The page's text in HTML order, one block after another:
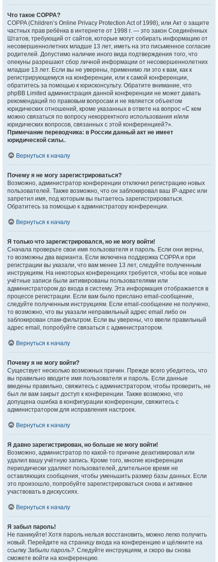
Что такое COPPA?
COPPA (Children’s Online Privacy Protection Act of 1998), или Акт о защите
частных прав ребёнка в интернете от 1998 г. — это закон Соединённых
Штатов, требующий от сайтов, которые могут собирать информацию от
несовершеннолетних младше 13 лет, иметь на это письменное согласие
родителей. Допустимо наличие иного вида подтверждения того, что
опекуны разрешают сбор личной информации от несовершеннолетних
младше 13 лет. Если вы не уверены, применимо ли это к вам, как к
регистрирующемуся на конференции, или к самой конференции,
обратитесь за помощью к юрисконсульту. Обратите внимание, что
phpBB Limited администрация данной конференции не может давать
рекомендаций по правовым вопросам и не является объектом
юридических отношений, кроме указанных в ответе на вопрос «С кем
можно связаться по вопросу некорректного использования и/или
юридических вопросов, связанных с этой конференцией?».
Примечание переводчика: в России данный акт не имеет
юридической силы..
Вернуться к началу
Почему я не могу зарегистрироваться?
Возможно, администратор конференции отключил регистрацию новых
пользователей. Также возможно, что он заблокировал ваш IP-адрес или
запретил имя, под которым вы пытаетесь зарегистрироваться.
Обратитесь за помощью к администратору конференции.
Вернуться к началу
Я только что зарегистрировался, но не могу войти!
Сначала проверьте свои имя пользователя и пароль. Если они верны,
то возможны два варианта. Если включена поддержка COPPA и при
регистрации вы указали, что вам менее 13 лет, следуйте полученным
инструкциям. На некоторых конференциях требуется, чтобы все новые
учётные записи были активированы пользователями или
администратором до входа в систему. Эта информация отображается в
процессе регистрации. Если вам было прислано email-сообщение,
следуйте полученным инструкциям. Если email-сообщение не получено,
то возможно, что вы указали неправильный адрес email либо он
заблокирован спам-фильтром. Если вы уверены, что ввели правильный
адрес email, попробуйте связаться с администратором.
Вернуться к началу
Почему я не могу войти?
Существует несколько возможных причин. Прежде всего убедитесь, что
вы правильно вводите имя пользователя и пароль. Если данные
введены правильно, свяжитесь с администратором, чтобы проверить, не
был ли вам закрыт доступ к конференции. Также возможно, что
допущена ошибка в конфигурации конференции, свяжитесь с
администратором для исправления настроек.
Вернуться к началу
Я давно зарегистрирован, но больше не могу войти!
Возможно, администратор по какой-то причине деактивировал или
удалил вашу учётную запись. Кроме того, многие конференции
периодически удаляют пользователей, длительное время не
оставляющих сообщения, чтобы уменьшить размер базы данных. Если
это произошло, попробуйте зарегистрироваться снова и активнее
участвовать в дискуссиях.
Вернуться к началу
Я забыл пароль!
Не паникуйте! Хотя пароль нельзя восстановить, можно легко получить
новый. Перейдите на страницу входа на конференцию и щёлкните на
ссылку Забыли пароль?. Следуйте инструкциям, и скоро вы снова
сможете войти на конференцию.